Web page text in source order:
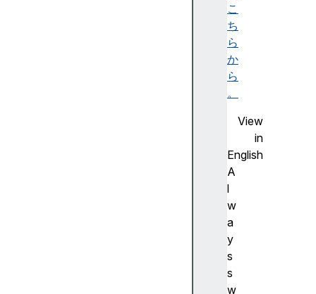
こ
ち
ら
か
ら
。
View
in
English
A
l
w
a
y
s
s
w